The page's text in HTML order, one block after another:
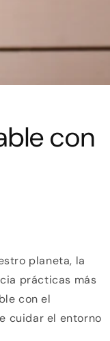
con
planeta, la
prácticas más
con el
cuidar el entorno